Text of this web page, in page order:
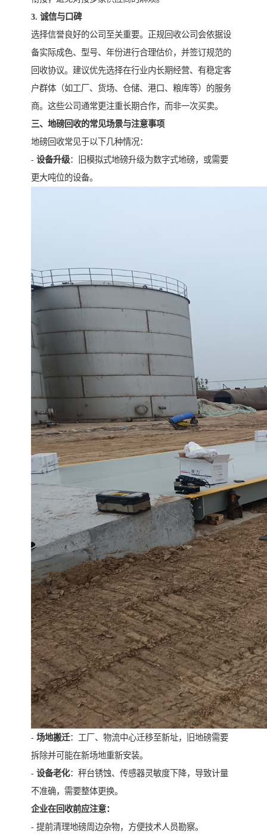
3. 诚信与口碑
选择信誉良好的公司至关重要。正规回收公司会依据设
备实际成色、型号、年份进行合理估价，并签订规范的
回收协议。建议优先选择在行业内长期经营、有稳定客
户群体（如工厂、货场、仓储、港口、粮库等）的服务
商。这些公司通常更注重长期合作，而非一次买卖。
三、地磅回收的常见场景与注意事项
地磅回收常见于以下几种情况：
- 设备升级：旧模拟式地磅升级为数字式地磅，或需要
更大吨位的设备。
- 场地搬迁：工厂、物流中心迁移至新址，旧地磅需要
拆除并可能在新场地重新安装。
- 设备老化：秤台锈蚀、传感器灵敏度下降，导致计量
不准确，需要整体更换。
企业在回收前应注意：
- 提前清理地磅周边杂物，方便技术人员勘察。